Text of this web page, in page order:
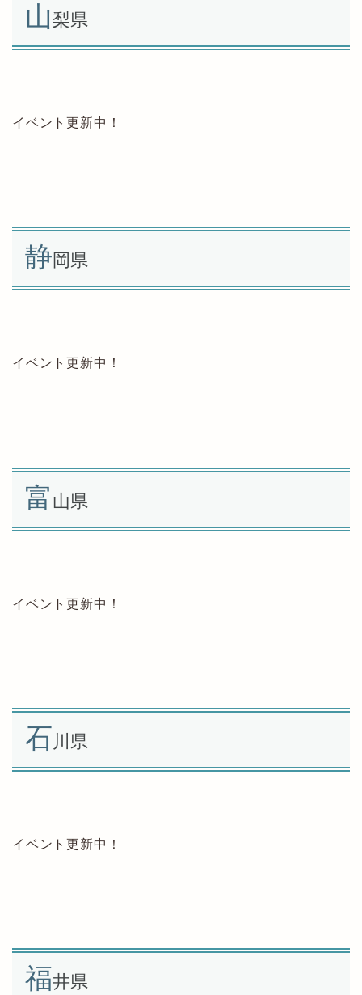
山梨県
イベント更新中！
静 岡県
イベント更新中！
富 山県
イベント更新中！
石川県
イベント更新中！
福井県